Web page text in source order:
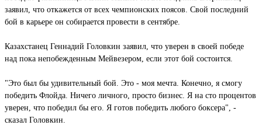
заявил, что откажется от всех чемпионских поясов. Свой последний
бой в карьере он собирается провести в сентябре.
Казахстанец Геннадий Головкин заявил, что уверен в своей победе
над пока непобежденным Мейвезером, если этот бой состоится.
"Это был бы удивительный бой. Это - моя мечта. Конечно, я смогу
победить Флойда. Ничего личного, просто бизнес. Я на сто процентов
уверен, что победил бы его. Я готов победить любого боксера", -
сказал Головкин.